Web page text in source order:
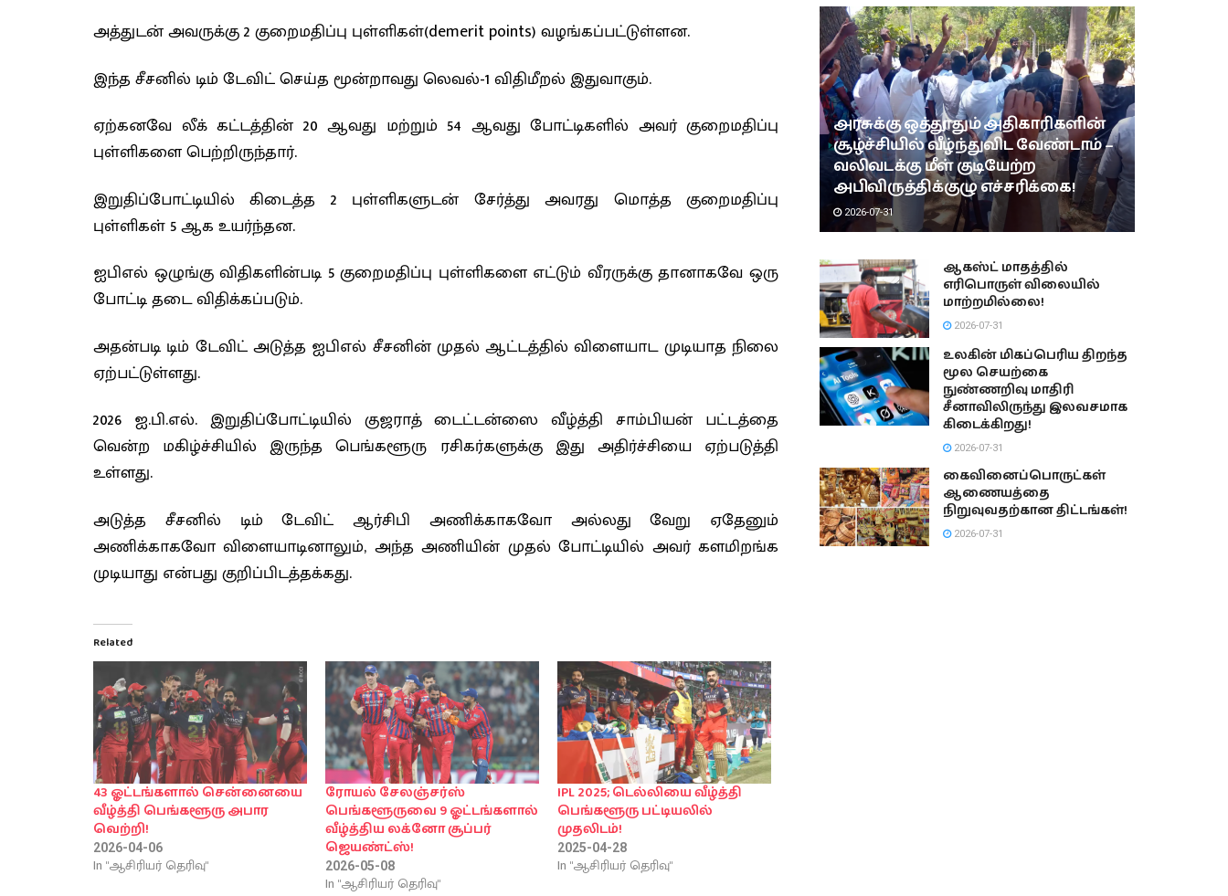
அத்துடன் அவருக்கு 2 குறைமதிப்பு புள்ளிகள்(demerit points) வழங்கப்பட்டுள்ளன.
இந்த சீசனில் டிம் டேவிட் செய்த மூன்றாவது லெவல்-1 விதிமீறல் இதுவாகும்.
ஏற்கனவே லீக் கட்டத்தின் 20 ஆவது மற்றும் 54 ஆவது போட்டிகளில் அவர் குறைமதிப்பு
புள்ளிகளை பெற்றிருந்தார்.
இறுதிப்போட்டியில் கிடைத்த 2 புள்ளிகளுடன் சேர்த்து அவரது மொத்த குறைமதிப்பு
புள்ளிகள் 5 ஆக உயர்ந்தன.
ஐபிஎல் ஒழுங்கு விதிகளின்படி 5 குறைமதிப்பு புள்ளிகளை எட்டும் வீரருக்கு தானாகவே ஒரு
போட்டி தடை விதிக்கப்படும்.
அதன்படி டிம் டேவிட் அடுத்த ஐபிஎல் சீசனின் முதல் ஆட்டத்தில் விளையாட முடியாத நிலை
ஏற்பட்டுள்ளது.
2026 ஐ.பி.எல். இறுதிப்போட்டியில் குஜராத் டைட்டன்ஸை வீழ்த்தி சாம்பியன் பட்டத்தை
வென்ற மகிழ்ச்சியில் இருந்த பெங்களூரு ரசிகர்களுக்கு இது அதிர்ச்சியை ஏற்படுத்தி
உள்ளது.
அடுத்த சீசனில் டிம் டேவிட் ஆர்சிபி அணிக்காகவோ அல்லது வேறு ஏதேனும்
அணிக்காகவோ விளையாடினாலும், அந்த அணியின் முதல் போட்டியில் அவர் களமிறங்க
முடியாது என்பது குறிப்பிடத்தக்கது.
Related
43 ஓட்டங்களால் சென்னையை
வீழ்த்தி பெங்களூரு அபார
வெற்றி!
2026-04-06
In "ஆசிரியர் தெரிவு"
ரோயல் சேலஞ்சர்ஸ்
பெங்களூருவை 9 ஓட்டங்களால்
வீழ்த்திய லக்னோ சூப்பர்
ஜெயண்ட்ஸ்!
2026-05-08
In "ஆசிரியர் தெரிவு"
IPL 2025; டெல்லியை வீழ்த்தி
பெங்களூரு பட்டியலில்
முதலிடம்!
2025-04-28
In "ஆசிரியர் தெரிவு"
அரசுக்கு ஒத்தூதும் அதிகாரிகளின்
சூழ்ச்சியில் வீழ்ந்துவிட வேண்டாம் –
வலிவடக்கு மீள் குடியேற்ற
அபிவிருத்திக்குழு எச்சரிக்கை!
2026-07-31
ஆகஸ்ட் மாதத்தில்
எரிபொருள் விலையில்
மாற்றமில்லை!
2026-07-31
உலகின் மிகப்பெரிய திறந்த
மூல செயற்கை
நுண்ணறிவு மாதிரி
சீனாவிலிருந்து இலவசமாக
கிடைக்கிறது!
2026-07-31
கைவினைப்பொருட்கள்
ஆணையத்தை
நிறுவுவதற்கான திட்டங்கள்!
2026-07-31